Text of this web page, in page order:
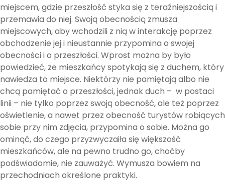
miejscem, gdzie przeszłość styka się z teraźniejszością i
przemawia do niej. Swoją obecnością zmusza
miejscowych, aby wchodzili z nią w interakcję poprzez
obchodzenie jej i nieustannie przypomina o swojej
obecności i o przeszłości. Wprost można by było
powiedzieć, że mieszkańcy spotykają się z duchem, który
nawiedza to miejsce. Niektórzy nie pamiętają albo nie
chcą pamiętać o przeszłości, jednak duch – w postaci
linii – nie tylko poprzez swoją obecność, ale też poprzez
oświetlenie, a nawet przez obecność turystów robiących
sobie przy nim zdjęcia, przypomina o sobie. Można go
ominąć, do czego przyzwyczaiła się większość
mieszkańców, ale na pewno trudno go, choćby
podświadomie, nie zauważyć. Wymusza bowiem na
przechodniach określone praktyki.